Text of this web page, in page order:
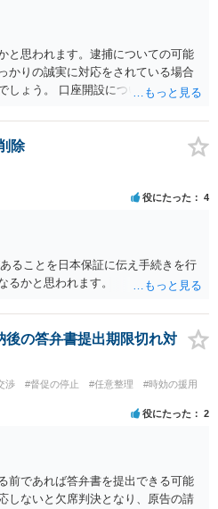
と思われます。逮捕についての可能
かりの誠実に対応をされている場合
しょう。 口座開設については銀行等
す。
除
役にたった 4
ることを日本保証に伝え手続きを行
るかと思われます。
後の答弁書提出期限切れ対
渉 #督促の停止 #任意整理
#時効の援用
役にたった 2
前であれば答弁書を提出できる可能
しないと欠席判決となり、原告の請